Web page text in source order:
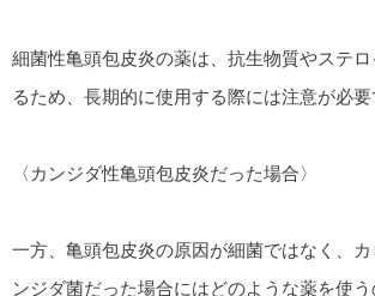
細菌性亀頭包皮炎の薬は、抗生物質やステ
るため、長期的に使用する際には注意が必要
〈カンジダ性亀頭包皮炎だった場合〉
一方、亀頭包皮炎の原因が細菌ではなく、
ンジダ菌だった場合にはどのような薬を使う